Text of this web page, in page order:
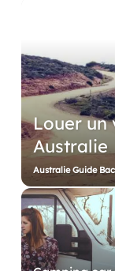
Louer un
Australie
Australie Guide